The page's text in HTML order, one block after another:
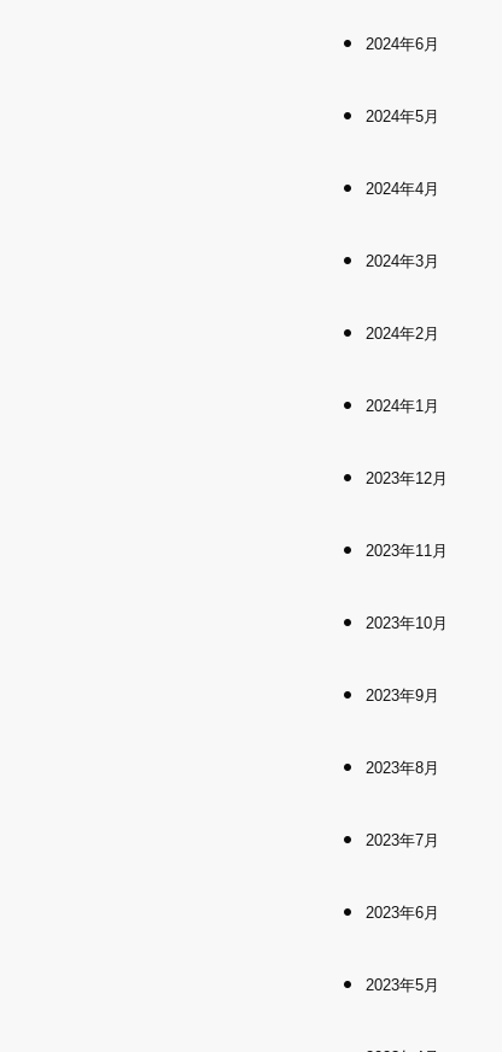
2024年6月
2024年5月
2024年4月
2024年3月
2024年2月
2024年1月
2023年12月
2023年11月
2023年10月
2023年9月
2023年8月
2023年7月
2023年6月
2023年5月